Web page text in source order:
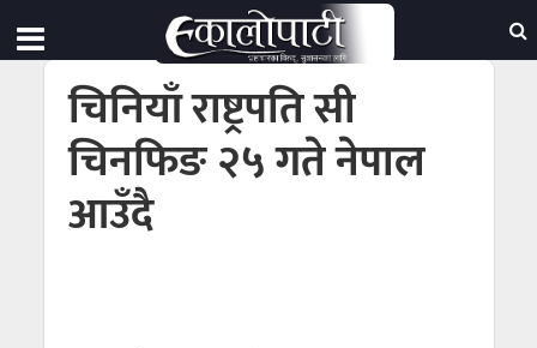
चिनियाँ राष्ट्रपति सी
चिनफिङ २५ गते नेपाल
आउँदै